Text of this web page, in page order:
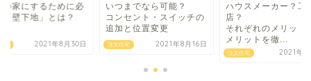
に必
？
月30日 注文住宅
いつまでなら可能？
コンセント・スイッチの
追加と位置変更
2021年8月16日
ハウスメーカー？工務
店？
それぞれのメリット・デ
メリットを徹...
2021年8月9日
理想